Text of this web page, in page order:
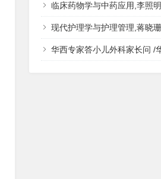
临床药物学与中药应用,李照明,PDF电子书下
现代护理学与护理管理,蒋晓珊,PDF电子书下
华西专家答小儿外科家长问 /华西医学大系?医学科